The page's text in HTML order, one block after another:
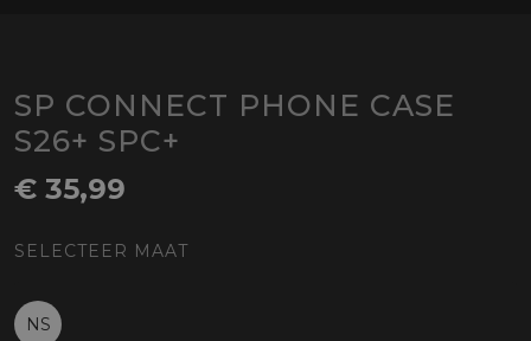
SP CONNECT PHONE CASE
S26+ SPC+
€ 35,99
SELECTEER MAAT
NS